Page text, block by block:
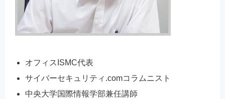
オフィスISMC代表
サイバーセキュリティ.comコラムニスト
中央大学国際情報学部兼任講師